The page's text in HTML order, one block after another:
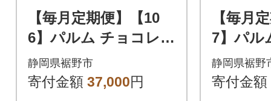
【毎月定期便】【10
6】パルム チョコレー
ト&チョコレート 6本
入×3箱全3回
静岡県裾野市
寄付金額 37,000円
【毎月
7】パル
ト&チョ
箱全3回
静岡県裾野
寄付金額